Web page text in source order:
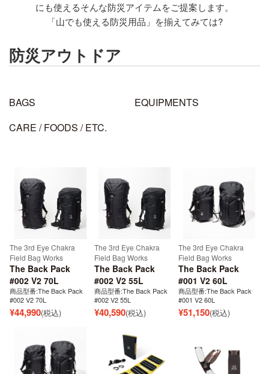
にも使えるそんな防災アイテムをご提案します。
「山でも使える防災用品」を揃えてみては?
防災アウトドア
BAGS
EQUIPMENTS
CARE / FOODS / ETC.
The 3rd Eye Chakra
Field Bag Works
The Back Pack
#002 V2 70L
商品型番:The Back Pack
#002 V2 70L
¥44,990(税込)
The 3rd Eye Chakra
Field Bag Works
The Back Pack
#002 V2 55L
商品型番:The Back Pack
#002 V2 55L
¥40,590(税込)
The 3rd Eye Chakra
Field Bag Works
The Back Pack
#001 V2 60L
商品型番:The Back Pack
#001 V2 60L
¥51,150(税込)